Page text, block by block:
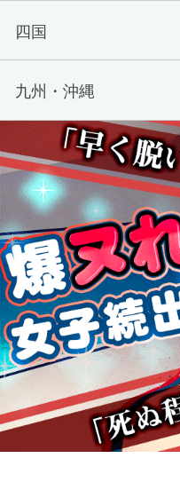
四国
九州・沖縄